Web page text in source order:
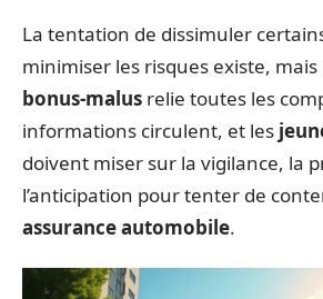
La tentation de dissimuler
minimiser les risques existe, mais
bonus-malus relie toutes les
informations circulent, et les
doivent miser sur la vigilance, la
l’anticipation pour tenter de
assurance automobile.